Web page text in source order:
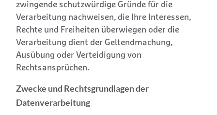
zwingende schutzwürdige Gründe für die
Verarbeitung nachweisen, die Ihre Interessen,
Rechte und Freiheiten überwiegen oder die
Verarbeitung dient der Geltendmachung,
Ausübung oder Verteidigung von
Rechtsansprüchen.
Zwecke und Rechtsgrundlagen der
Datenverarbeitung